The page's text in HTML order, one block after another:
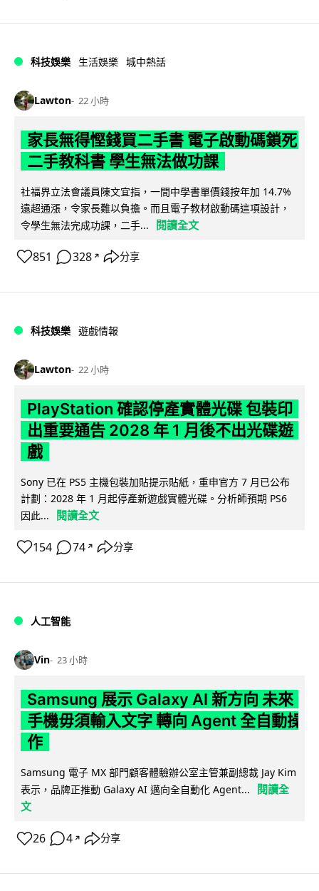
科技娛樂 生活娛樂 城中熱話
Lawton 22 小時
家長無得慳錢買二手書 電子啟動碼鎖死
二手教科書 學生無法做功課
社福界立法會議員陳文宜指，一間中學書單價錢按年加 14.7%
遠超通漲，令家長難以負擔。而且電子教材啟動碼這項設計，
令學生無法完成功課，二手...
閱讀全文
851 328 ↗ 分享
科技娛樂 遊戲情報
Lawton 22 小時
PlayStation 確認停產實體光碟 包裝印
出重要通告 2028 年 1 月後不出光碟遊
戲
Sony 已在 PS5 主機包裝加貼提示貼紙，重申官方 7 月已公布
計劃：2028 年 1 月起停產新遊戲實體光碟。分析師預期 PS6
因此...
閱讀全文
154 74 ↗ 分享
人工智能
Vin 23 小時
Samsung 展示 Galaxy AI 新方向 未來
手機毋須輸入文字 轉向 Agent 全自動操
作
Samsung 電子 MX 部門顧客體驗辦公室主管兼副總裁 Jay Kim
表示，品牌正推動 Galaxy AI 邁向全自動化 Agent...
閱讀全
文
26 4 ↗ 分享